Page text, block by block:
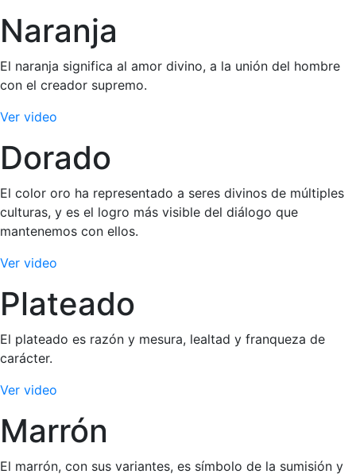
Naranja
El naranja significa al amor divino, a la unión del hombre
con el creador supremo.
Ver video
Dorado
El color oro ha representado a seres divinos de múltiples
culturas, y es el logro más visible del diálogo que
mantenemos con ellos.
Ver video
Plateado
El plateado es razón y mesura, lealtad y franqueza de
carácter.
Ver video
Marrón
El marrón, con sus variantes, es símbolo de la sumisión y